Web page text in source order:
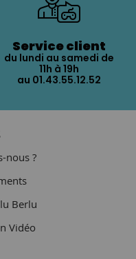
Service client
du lundi au samedi de
11h à 19h
au 01.43.55.12.52
nous ?
Berlu
Vidéo